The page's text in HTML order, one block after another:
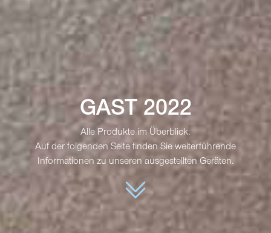
GAST 2022
Alle Produkte im Überblick.
Auf der folgenden Seite finden Sie weiterführende
Informationen zu unseren ausgestellten Geräten.